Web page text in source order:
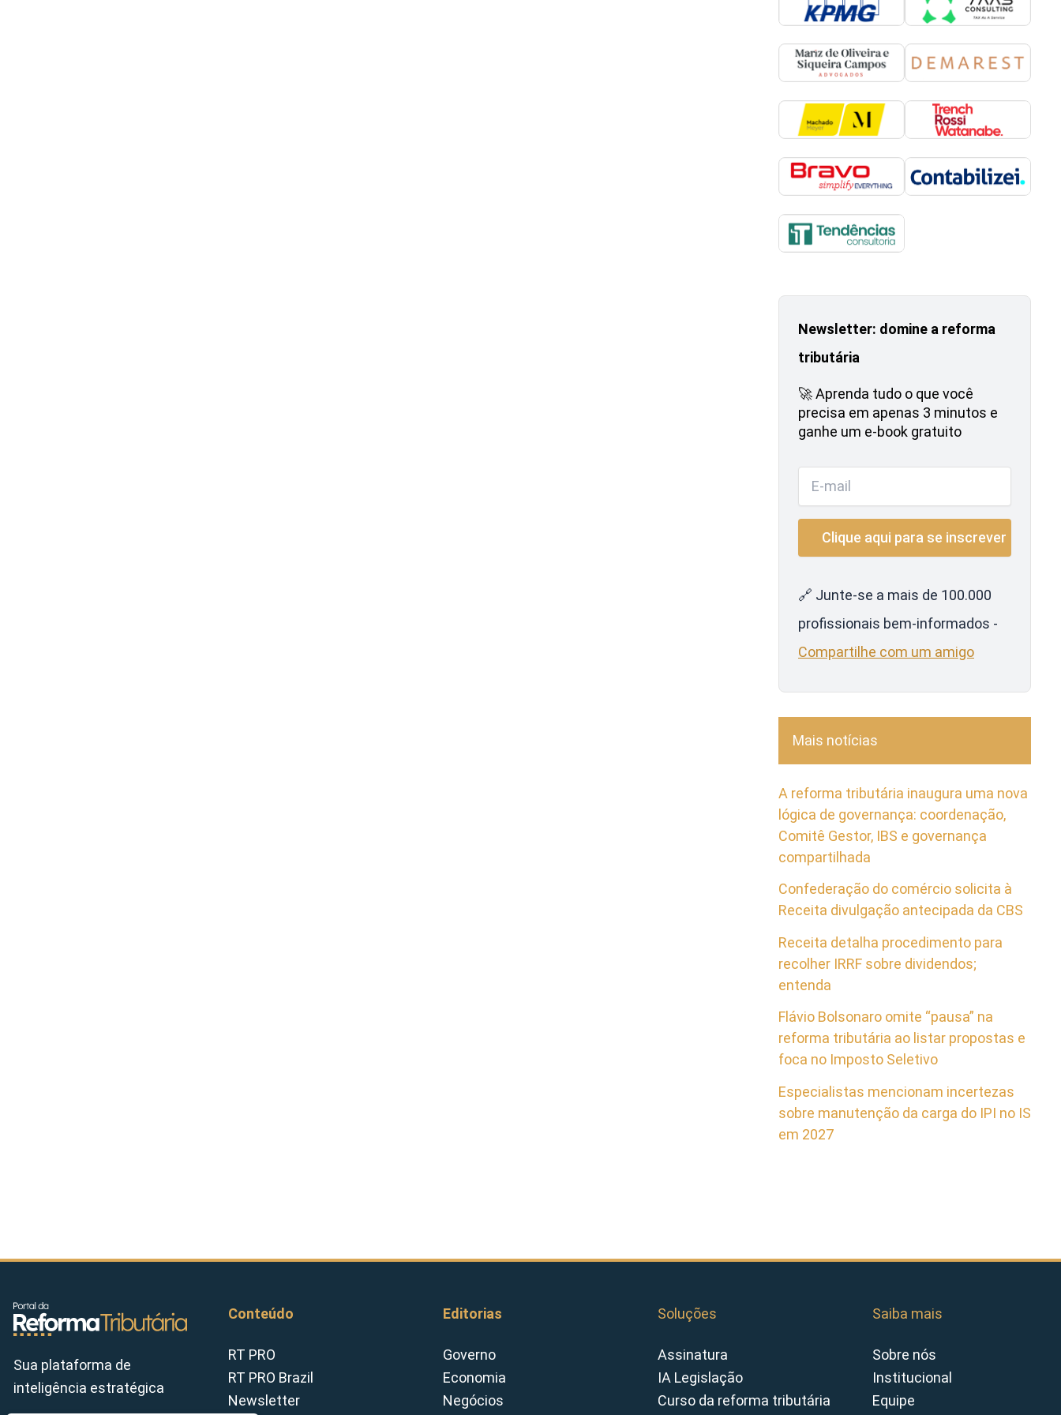
Newsletter: domine a reforma
tributária
🚀 Aprenda tudo o que você
precisa em apenas 3 minutos e
ganhe um e-book gratuito
🔗 Junte-se a mais de 100.000
profissionais bem-informados -
Compartilhe com um amigo
Mais notícias
A reforma tributária inaugura uma nova
lógica de governança: coordenação,
Comitê Gestor, IBS e governança
compartilhada
Confederação do comércio solicita à
Receita divulgação antecipada da CBS
Receita detalha procedimento para
recolher IRRF sobre dividendos;
entenda
Flávio Bolsonaro omite “pausa” na
reforma tributária ao listar propostas e
foca no Imposto Seletivo
Especialistas mencionam incertezas
sobre manutenção da carga do IPI no IS
em 2027
Sua plataforma de
inteligência estratégica
Conteúdo
RT PRO
RT PRO Brazil
Newsletter
Editorias
Governo
Economia
Negócios
Soluções
Assinatura
IA Legislação
Curso da reforma tributária
Saiba mais
Sobre nós
Institucional
Equipe